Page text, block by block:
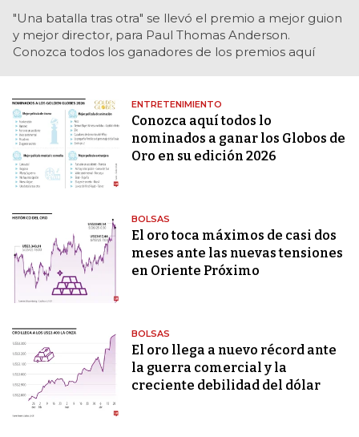
"Una batalla tras otra" se llevó el premio a mejor guion
y mejor director, para Paul Thomas Anderson.
Conozca todos los ganadores de los premios aquí
ENTRETENIMIENTO
Conozca aquí todos lo
nominados a ganar los Globos de
Oro en su edición 2026
BOLSAS
El oro toca máximos de casi dos
meses ante las nuevas tensiones
en Oriente Próximo
BOLSAS
El oro llega a nuevo récord ante
la guerra comercial y la
creciente debilidad del dólar